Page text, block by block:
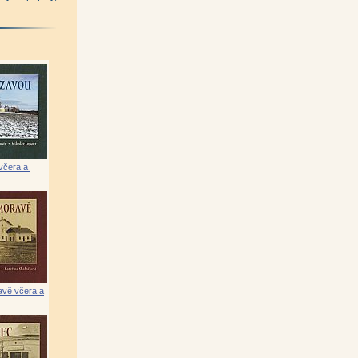
|
Pavlík)
a
včera a